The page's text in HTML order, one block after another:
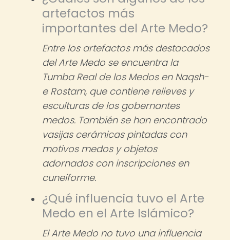
artefactos más
importantes del Arte Medo?
Entre los artefactos más destacados
del Arte Medo se encuentra la
Tumba Real de los Medos en Naqsh-
e Rostam, que contiene relieves y
esculturas de los gobernantes
medos. También se han encontrado
vasijas cerámicas pintadas con
motivos medos y objetos
adornados con inscripciones en
cuneiforme.
¿Qué influencia tuvo el Arte
Medo en el Arte Islámico?
El Arte Medo no tuvo una influencia